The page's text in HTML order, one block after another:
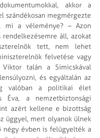
akkor a
szándékosan megmérgezte
mi a véleménye? – Azon
áll, azokat
tett, nem lehet
felvetése vagy
talán a Simicskával
és egyáltalán az
valóban a politikai élet
Éva, a nemzetbiztonsági
azért kellene e bizottság
üggyel, mert olyanok ülnek
négy évben is felügyelték a